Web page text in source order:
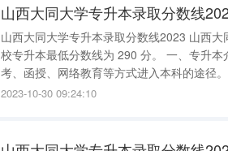
山西大同大学专升本录取分数线
山西大同大学专升本录取分数线2023 山西大同大学专升本录取分数线2023 山西省2023年普通高
校专升本最低分数线为 290 分。 一、专升本介绍。 1.1专升本是指专科升本科，是一种通过自
考、函授、网络教育等方式进入本科的途径。 1.2在中国，大多数高校都有专升本招生计划，从而
2023-10-30 09:24:10